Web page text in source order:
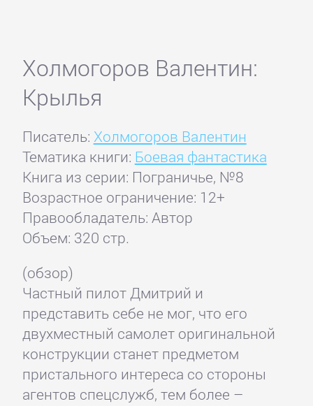
Холмогоров Валентин:
Крылья
Писатель: Холмогоров Валентин
Тематика книги: Боевая фантастика
Книга из серии: Пограничье, №8
Возрастное ограничение: 12+
Правообладатель: Автор
Объем: 320 стр.
(обзор)
Частный пилот Дмитрий и
представить себе не мог, что его
двухместный самолет оригинальной
конструкции станет предметом
пристального интереса со стороны
агентов спецслужб, тем более –